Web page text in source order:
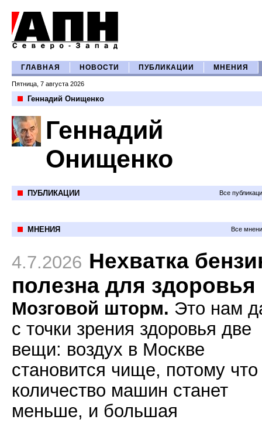
ГЛАВНАЯ НОВОСТИ ПУБЛИКАЦИИ МНЕНИЯ
Пятница, 7 августа 2026
Геннадий Онищенко
Геннадий
Онищенко
ПУБЛИКАЦИИ Все
МНЕНИЯ Все
4.7.2026 Нехватка
полезна для здоровья
Мозговой шторм. Это нам
с точки зрения здоровья две
вещи: воздух в Москве
становится чище, потому что
количество машин станет
меньше, и большая